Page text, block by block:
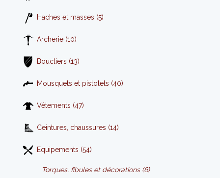
Haches et masses (5)
Archerie (10)
Boucliers (13)
Mousquets et pistolets (40)
Vêtements (47)
Ceintures, chaussures (14)
Equipements (54)
Torques, fibules et décorations (6)